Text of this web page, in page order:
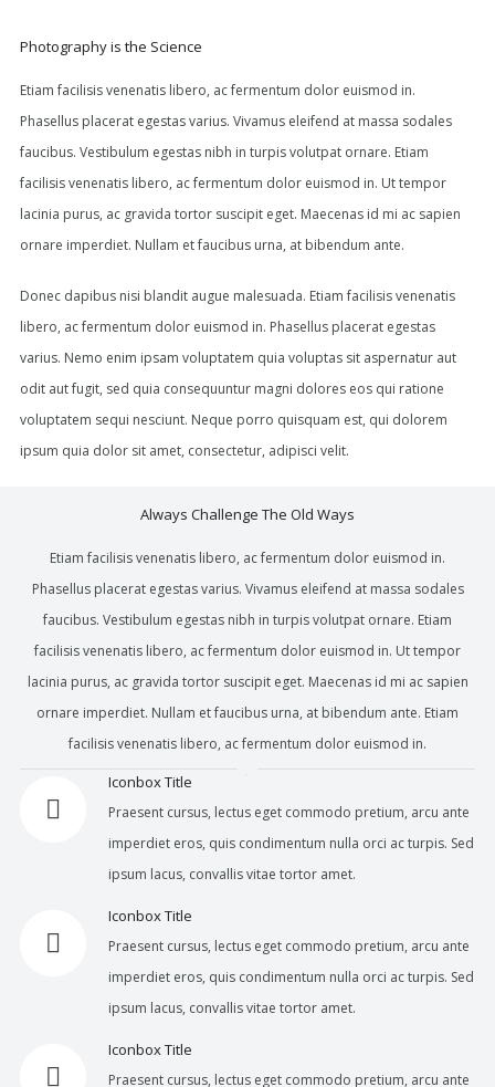
Photography is the Science
Etiam facilisis venenatis libero, ac fermentum dolor euismod in.
Phasellus placerat egestas varius. Vivamus eleifend at massa sodales
faucibus. Vestibulum egestas nibh in turpis volutpat ornare. Etiam
facilisis venenatis libero, ac fermentum dolor euismod in. Ut tempor
lacinia purus, ac gravida tortor suscipit eget. Maecenas id mi ac sapien
ornare imperdiet. Nullam et faucibus urna, at bibendum ante.
Donec dapibus nisi blandit augue malesuada. Etiam facilisis venenatis
libero, ac fermentum dolor euismod in. Phasellus placerat egestas
varius. Nemo enim ipsam voluptatem quia voluptas sit aspernatur aut
odit aut fugit, sed quia consequuntur magni dolores eos qui ratione
voluptatem sequi nesciunt. Neque porro quisquam est, qui dolorem
ipsum quia dolor sit amet, consectetur, adipisci velit.
Always Challenge The Old Ways
Etiam facilisis venenatis libero, ac fermentum dolor euismod in.
Phasellus placerat egestas varius. Vivamus eleifend at massa sodales
faucibus. Vestibulum egestas nibh in turpis volutpat ornare. Etiam
facilisis venenatis libero, ac fermentum dolor euismod in. Ut tempor
lacinia purus, ac gravida tortor suscipit eget. Maecenas id mi ac sapien
ornare imperdiet. Nullam et faucibus urna, at bibendum ante. Etiam
facilisis venenatis libero, ac fermentum dolor euismod in.
Iconbox Title
Praesent cursus, lectus eget commodo pretium, arcu ante
imperdiet eros, quis condimentum nulla orci ac turpis. Sed
ipsum lacus, convallis vitae tortor amet.
Iconbox Title
Praesent cursus, lectus eget commodo pretium, arcu ante
imperdiet eros, quis condimentum nulla orci ac turpis. Sed
ipsum lacus, convallis vitae tortor amet.
Iconbox Title
Praesent cursus, lectus eget commodo pretium, arcu ante